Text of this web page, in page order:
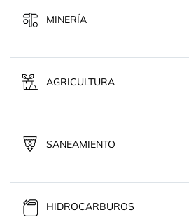
MINERÍA
AGRICULTURA
SANEAMIENTO
HIDROCARBUROS